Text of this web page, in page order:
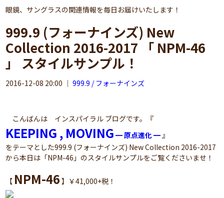
眼鏡、サングラスの関連情報を毎日お届けいたします！
999.9 (フォーナインズ) New
Collection 2016-2017 「 NPM-46
」 スタイルサンプル！
2016-12-08 20:00 ｜999.9 / フォーナインズ
こんばんは インスパイラル ブログです。『
KEEPING , MOVING ━ 原点進化 ━』
をテーマとした999.9 (フォーナインズ) New Collection 2016-2017
から本日は「NPM-46」のスタイルサンプルをご覧くださいませ！
【 NPM-46 】￥41,000+税！